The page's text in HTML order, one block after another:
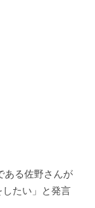
ある佐野さんが
したい」と発言